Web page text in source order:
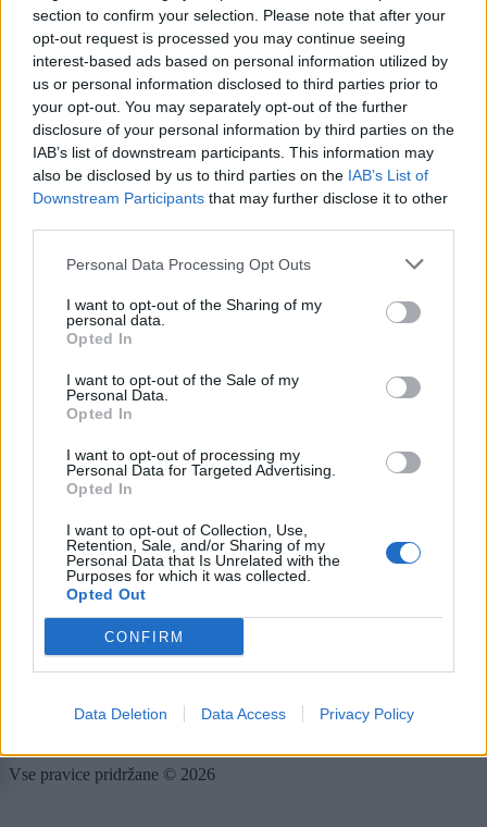
section to confirm your selection. Please note that after your
opt-out request is processed you may continue seeing
interest-based ads based on personal information utilized by
us or personal information disclosed to third parties prior to
your opt-out. You may separately opt-out of the further
disclosure of your personal information by third parties on the
IAB’s list of downstream participants. This information may
also be disclosed by us to third parties on the IAB’s List of
Downstream Participants that may further disclose it to other
Personal Data Processing Opt Outs
I want to opt-out of the Sharing of my
personal data.
Opted In
I want to opt-out of the Sale of my
Personal Data.
Opted In
I want to opt-out of processing my
Personal Data for Targeted Advertising.
Opted In
I want to opt-out of Collection, Use,
Retention, Sale, and/or Sharing of my
Personal Data that Is Unrelated with the
Purposes for which it was collected.
Opted Out
CONFIRM
Data Deletion Data Access Privacy Policy
Moji Mediji d.o.o.
sobotainfo.com•mariborinfo.com•ptujinfo.com•pomurec.com
dolenjskainfo.com•ljubljanainfo.com•gorenjskainfo.com•
tvidea.si
Vse pravice pridržane © 2026
Tematike
Lokalno
Svet
Politika
Gospodarstvo
Kronika
Zdravje
Šport
Scena
Zadnje novice
Dogodki
Igre
Forum
Mali oglasi
Oglaševanje
Vse pravice pridržane © 2026
Prijavi se na cajtng